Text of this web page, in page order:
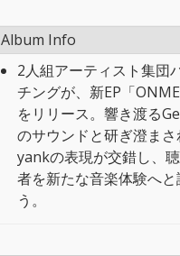
Album Info
2人組アーティスト集団
チングが、新EP「ONME
をリリース。響き渡る
のサウンドと研ぎ澄まさ
yankの表現が交錯し、聴
者を新たな音楽体験へと
う。